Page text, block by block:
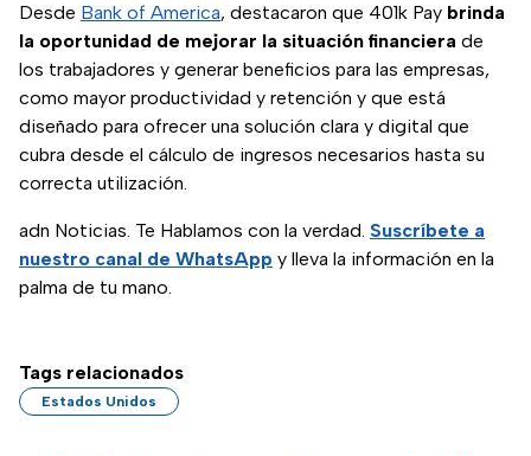
Desde Bank of America, destacaron que 401k Pay brinda
la oportunidad de mejorar la situación financiera de
los trabajadores y generar beneficios para las empresas,
como mayor productividad y retención y que está
diseñado para ofrecer una solución clara y digital que
cubra desde el cálculo de ingresos necesarios hasta su
correcta utilización.
adn Noticias. Te Hablamos con la verdad. Suscríbete a
nuestro canal de WhatsApp y lleva la información en la
palma de tu mano.
Tags relacionados
Estados Unidos